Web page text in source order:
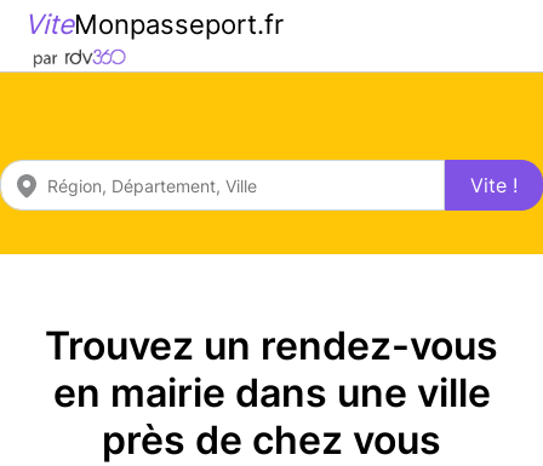
ViteMonpasseport.fr
Vite !
Trouvez un rendez-vous
en mairie dans une ville
près de chez vous